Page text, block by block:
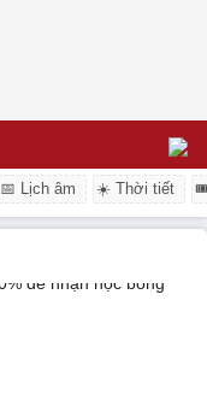
📅 Lịch âm ☀️ Thời tiết